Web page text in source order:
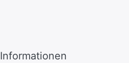
Informationen